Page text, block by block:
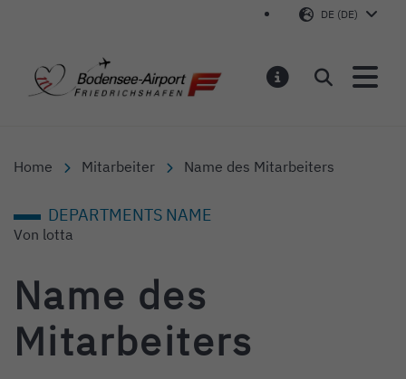
DE (DE)
Bodensee-Airport
Suchen
Home Mitarbeiter Name des Mitarbeiters
Name des
Mitarbeiters
DEPARTMENTS NAME
Von lotta